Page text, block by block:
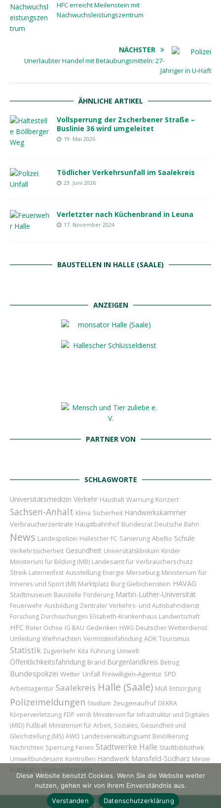
HFC erreicht Meilenstein mit
Nachwuchsleistungszentrum
NÄCHSTER
Unerlaubter Handel mit Betäubungsmitteln: 27-
Jähriger in U-Haft
ÄHNLICHE ARTIKEL
Vollsperrung der Zscherbener Straße –
Buslinie 36 wird umgeleitet
19. Mai 2026
Tödlicher Verkehrsunfall im Saalekreis
23. Juni 2026
Verletzter nach Küchenbrand in Leuna
17. November 2024
BAUSTELLEN IN HALLE (SAALE)
ANZEIGEN
PARTNER VON
SCHLAGWORTE
Universitätsmedizin Verkehr Haushalt Warnung Konzert
Sachsen-Anhalt Klima Sicherheit Handwerkskammer
Verbraucherzentrale Hauptbahnhof Bundesrat Deutsche Bahn
News Landespolizei Hallescher FC Sanierung Abellio Schule
Verkehrssicherheit Gesundheit Universitätsklinikum Kinder
Ministerium für Bildung (MB) Landesamt für Verbraucherschutz
Streik Laternenfest Ausstellung Energie Merseburg Ministerium für
Inneres und Sport (MI) Marktplatz Burg Giebichenstein HAVAG
Stadtmuseum Baustelle Förderung Martin-Luther-Universität
Feuerwehr Ausbildung Zentraler Verkehrs- und Autobahndienst
Forschung Durchsuchungen Elisabeth-Krankenhaus Landwirtschaft
HFC Roter Ochse IG BAU Gedenken HWG Deutscher Wetterdienst
Umleitung Weihnachten Vermisstenfahndung AOK Tourismus
Statistik Zugverkehr Kita Führung Umwelt
Öffentlichkeitsfahndung Brand Burgenlandkreis Betrug
Bundespolizei Wetter Unfall Freiwilligen-Agentur SPD
Arbeitsagentur Saalekreis Halle (Saale) Müll Entsorgung
Polizeimeldungen Studium Zeugenaufruf DEKRA
Körperverletzung FDP verdi Ministerium für Infrastruktur und Digitales
(MID) Fußball Ministerium für Arbeit, Soziales, Gesundheit und
Gleichstellung (MS) AWO Landesverwaltungsamt Bevölkerung
Nachrichten Sperrung Ferien Stadtwerke Halle Stadtbibliothek
Umweltbundesamt Kontrollen Handwerk Mansfeld-Südharz Messe
Copyright © 2026 | H@llAnzeiger
Diese Website benutzt Cookies. Wenn Sie die Website weiter
nutzen, gehen wir von Ihrem Einverständnis aus.
Verstanden
Datenschutzerklärung